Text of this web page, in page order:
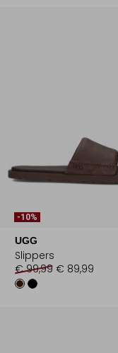
-10%
UGG
Slippers
€ 99,99 € 89,99